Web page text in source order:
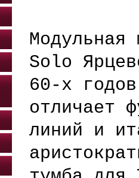
Solo
60-х
отличает
линий и